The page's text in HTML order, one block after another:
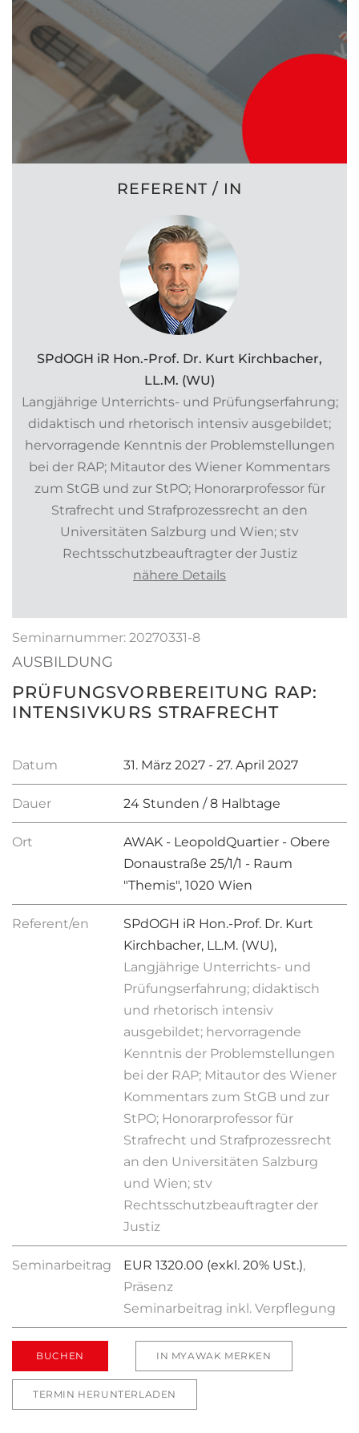
REFERENT / IN
SPdOGH iR Hon.-Prof. Dr. Kurt Kirchbacher,
LL.M. (WU)
Langjährige Unterrichts- und Prüfungserfahrung;
didaktisch und rhetorisch intensiv ausgebildet;
hervorragende Kenntnis der Problemstellungen
bei der RAP; Mitautor des Wiener Kommentars
zum StGB und zur StPO; Honorarprofessor für
Strafrecht und Strafprozessrecht an den
Universitäten Salzburg und Wien; stv
Rechtsschutzbeauftragter der Justiz
nähere Details
Seminarnummer: 20270331-8
AUSBILDUNG
PRÜFUNGSVORBEREITUNG RAP:
INTENSIVKURS STRAFRECHT
Datum 31. März 2027 - 27. April 2027
Dauer 24 Stunden / 8 Halbtage
Ort
AWAK - LeopoldQuartier - Obere
Donaustraße 25/1/1 - Raum
"Themis", 1020 Wien
Referent/en
SPdOGH iR Hon.-Prof. Dr. Kurt
Kirchbacher, LL.M. (WU),
Langjährige Unterrichts- und
Prüfungserfahrung; didaktisch
und rhetorisch intensiv
ausgebildet; hervorragende
Kenntnis der Problemstellungen
bei der RAP; Mitautor des Wiener
Kommentars zum StGB und zur
StPO; Honorarprofessor für
Strafrecht und Strafprozessrecht
an den Universitäten Salzburg
und Wien; stv
Rechtsschutzbeauftragter der
Justiz
Seminarbeitrag EUR 1320.00 (exkl. 20% USt.),
Präsenz
Seminarbeitrag inkl. Verpflegung
BUCHEN IN MYAWAK MERKEN
TERMIN HERUNTERLADEN